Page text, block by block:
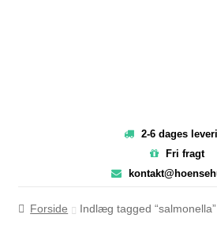
2-6 dages
Fri fragt
Forside Indlæg tagged “salmonella”